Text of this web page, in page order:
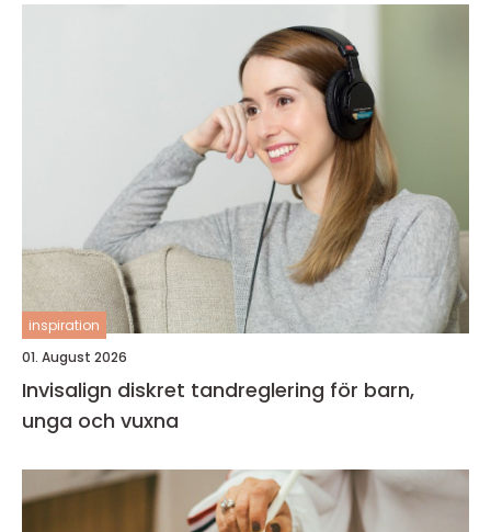
inspiration
01. August 2026
Invisalign diskret tandreglering för barn,
unga och vuxna